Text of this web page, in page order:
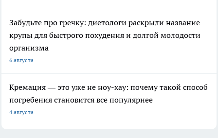
Забудьте про гречку: диетологи раскрыли название
крупы для быстрого похудения и долгой молодости
организма
6 августа
Кремация — это уже не ноу-хау: почему такой способ
погребения становится все популярнее
4 августа